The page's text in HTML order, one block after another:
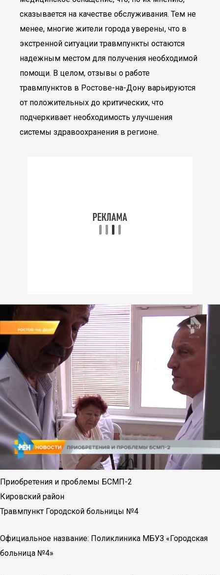
сказывается на качестве обслуживания. Тем не
менее, многие жители города уверены, что в
экстренной ситуации травмпункты остаются
надежным местом для получения необходимой
помощи. В целом, отзывы о работе
травмпунктов в Ростове-на-Дону варьируются
от положительных до критических, что
подчеркивает необходимость улучшения
системы здравоохранения в регионе.
Приобретения и проблемы БСМП-2
Кировский район
Травмпункт Городской больницы №4
Официальное название: Поликлиника МБУЗ «Городская
больница №4»